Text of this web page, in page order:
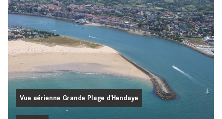
Vue aérienne Grande Plage d'Hendaye